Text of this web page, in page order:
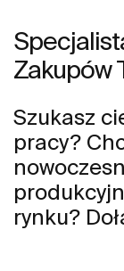
Zakupów
Szukasz
pracy?
rynku?